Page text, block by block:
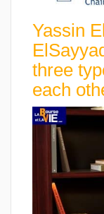
Yassin
three
each